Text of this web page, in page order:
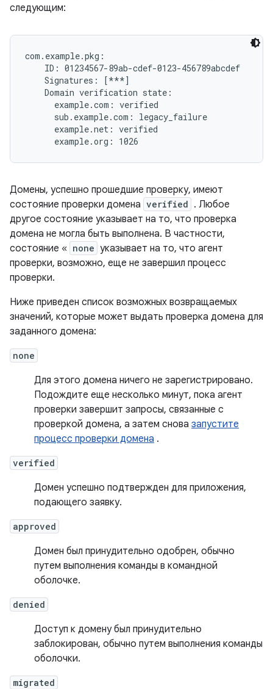
следующим:
com.example.pkg:
    ID: 01234567-89ab-cdef-0123-456789abcdef
    Signatures: [***]
    Domain verification state:
      example.com: verified
      sub.example.com: legacy_failure
      example.net: verified
Домены, успешно прошедшие проверку, имеют
состояние проверки домена verified . Любое
другое состояние указывает на то, что проверка
домена не могла быть выполнена. В частности,
состояние « none указывает на то, что агент
проверки, возможно, еще не завершил процесс
проверки.
Ниже приведен список возможных возвращаемых
значений, которые может выдать проверка домена для
заданного домена:
none
Для этого домена ничего не зарегистрировано.
Подождите еще несколько минут, пока агент
проверки завершит запросы, связанные с
проверкой домена, а затем снова запустите
процесс проверки домена .
verified
Домен успешно подтвержден для приложения,
подающего заявку.
approved
Домен был принудительно одобрен, обычно
путем выполнения команды в командной
оболочке.
denied
Доступ к домену был принудительно
заблокирован, обычно путем выполнения команды
оболочки.
migrated